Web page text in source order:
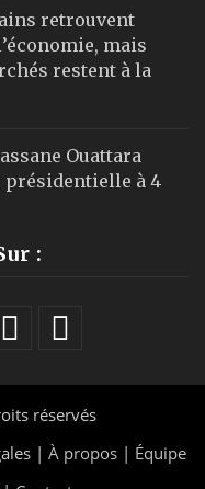
retrouvent
mais
restent à la
Ouattara
présidentielle à 4
:
réservés
| À propos | Équipe